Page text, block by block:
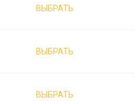
ВЫБРАТЬ
ВЫБРАТЬ
ВЫБРАТЬ